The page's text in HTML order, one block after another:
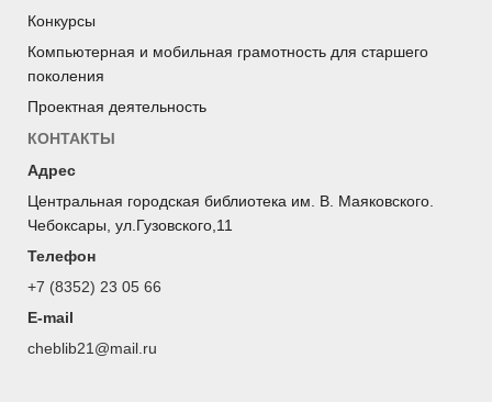
Конкурсы
Компьютерная и мобильная грамотность для старшего
поколения
Проектная деятельность
КОНТАКТЫ
Адрес
Центральная городская библиотека им. В. Маяковского.
Чебоксары, ул.Гузовского,11
Телефон
+7 (8352) 23 05 66
E-mail
cheblib21@mail.ru